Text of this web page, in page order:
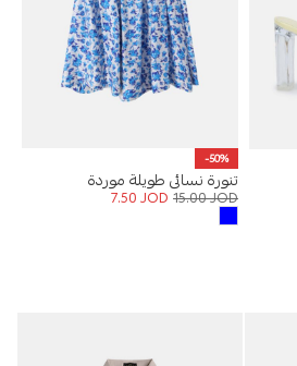
-50%
تنورة نسائي طويلة موردة
15.00JOD
7.50JOD